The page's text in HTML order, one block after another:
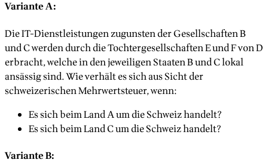
Variante A:
Die IT-Dienstleistungen zugunsten der Gesellschaften B
und C werden durch die Tochtergesellschaften E und F von D
erbracht, welche in den jeweiligen Staaten B und C lokal
ansässig sind. Wie verhält es sich aus Sicht der
schweizerischen Mehrwertsteuer, wenn:
Es sich beim Land A um die Schweiz handelt?
Es sich beim Land C um die Schweiz handelt?
Variante B: